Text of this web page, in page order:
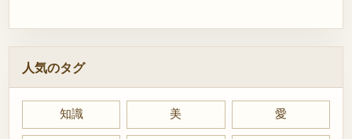
人気のタグ
知識 美 愛